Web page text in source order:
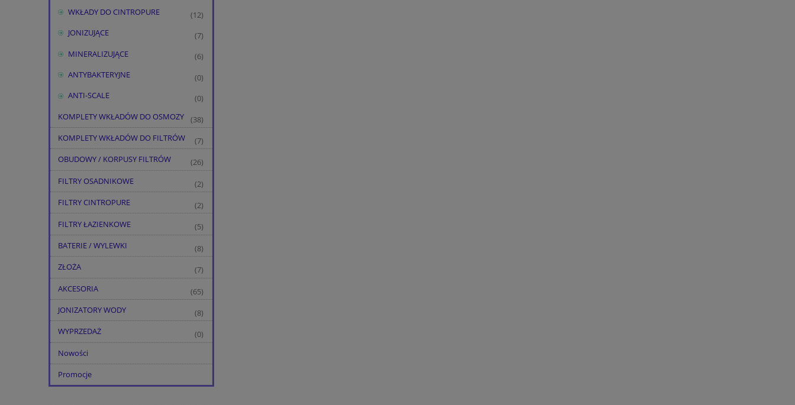
WKŁADY DO CINTROPURE (12)
JONIZUJĄCE (7)
MINERALIZUJĄCE (6)
ANTYBAKTERYJNE (0)
ANTI-SCALE (0)
KOMPLETY WKŁADÓW DO OSMOZY (38)
KOMPLETY WKŁADÓW DO FILTRÓW (7)
OBUDOWY / KORPUSY FILTRÓW (26)
FILTRY OSADNIKOWE (2)
FILTRY CINTROPURE (2)
FILTRY ŁAZIENKOWE (5)
BATERIE / WYLEWKI (8)
ZŁOŻA (7)
AKCESORIA (65)
JONIZATORY WODY (8)
WYPRZEDAŻ (0)
Nowości
Promocje